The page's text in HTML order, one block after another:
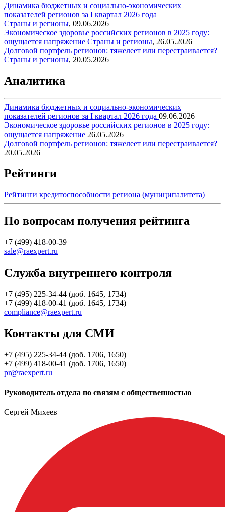
Динамика бюджетных и социально-экономических
показателей регионов за I квартал 2026 года
Страны и регионы, 09.06.2026
Экономическое здоровье российских регионов в 2025 году:
ощущается напряжение Страны и регионы, 26.05.2026
Долговой портфель регионов: тяжелеет или перестраивается?
Страны и регионы, 20.05.2026
Аналитика
Динамика бюджетных и социально-экономических
показателей регионов за I квартал 2026 года 09.06.2026
Экономическое здоровье российских регионов в 2025 году:
ощущается напряжение 26.05.2026
Долговой портфель регионов: тяжелеет или перестраивается?
20.05.2026
Рейтинги
Рейтинги кредитоспособности региона (муниципалитета)
По вопросам получения рейтинга
+7 (499) 418-00-39
sale@raexpert.ru
Служба внутреннего контроля
+7 (495) 225-34-44 (доб. 1645, 1734)
+7 (499) 418-00-41 (доб. 1645, 1734)
compliance@raexpert.ru
Контакты для СМИ
+7 (495) 225-34-44 (доб. 1706, 1650)
+7 (499) 418-00-41 (доб. 1706, 1650)
pr@raexpert.ru
Руководитель отдела по связям с общественностью
Сергей Михеев